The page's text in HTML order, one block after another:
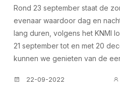
Rond 23 september staat de
evenaar waardoor dag en
lang duren, volgens het KNMI
21 september tot en met 20
kunnen we genieten van de
22-09-2022